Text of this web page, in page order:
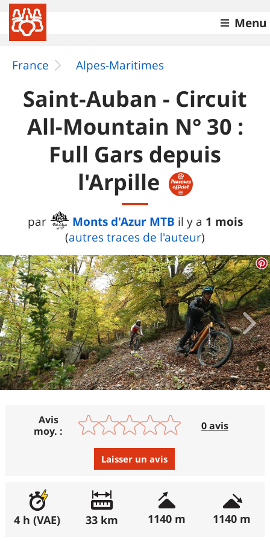
Menu
France Alpes-Maritimes
Saint-Auban - Circuit
All-Mountain N° 30 :
Full Gars depuis
l'Arpille
par Monts d'Azur MTB il y a 1 mois
(autres traces de l'auteur)
Avis
moy. :
0 avis
Laisser un avis
Excellent:
0%
4 h (VAE) 33 km 1140 m 1140 m